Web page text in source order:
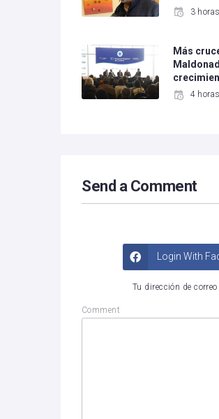
3
Más
4
Send a Comment
Login With
Tu dirección de
Comment